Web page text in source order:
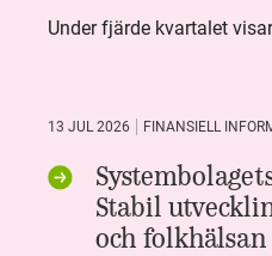
13 JUL 2026 FINANSIELL
Stabil
och